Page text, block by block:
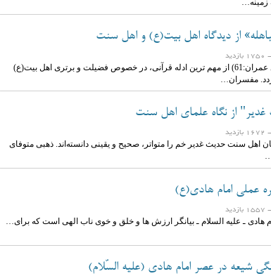
از دیدگاه اهل بیت(ع) و اهل سنت
- 1750 بازدید
آیه «مباهله» (آل عمران:61) از مهم ترین ادله قرآنی، در خصوص فضیلت و برتری اهل بیت(ع)
مفسران…
غدیر" از نگاه علمای اهل سنت
- 1672 بازدید
اهل سنت حدیث غدیر خم را متواتر، صحیح و یقینی دانسته‌اند. ذهبی متوفای
عملی امام هادی(ع)
- 1557 بازدید
هادی ـ علیه السلام ـ بیانگر ارزش ها و خلق و خوی ناب الهی است که برای…
شیعه در عصر امام هادی (علیه السّلام)